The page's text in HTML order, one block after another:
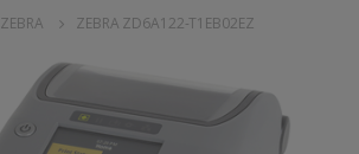
ZEBRA ZEBRA ZD6A122-T1EB02EZ